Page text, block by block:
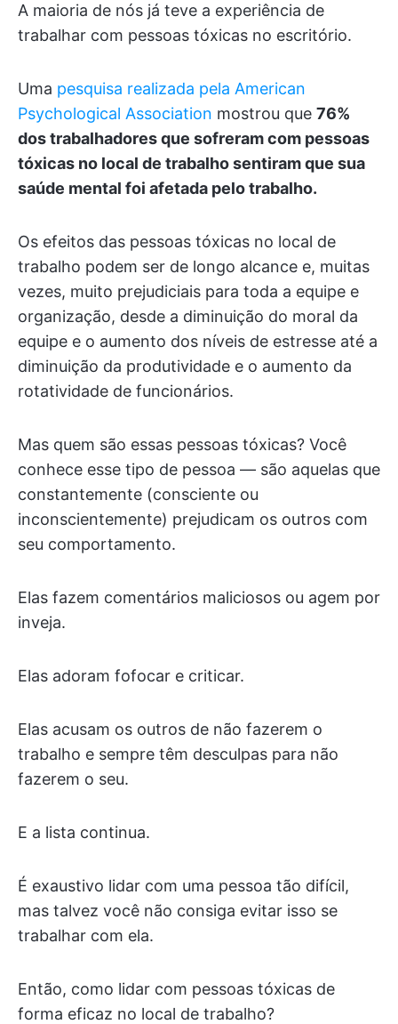
A maioria de nós já teve a experiência de
trabalhar com pessoas tóxicas no escritório.
Uma pesquisa realizada pela American
Psychological Association mostrou que 76%
dos trabalhadores que sofreram com pessoas
tóxicas no local de trabalho sentiram que sua
saúde mental foi afetada pelo trabalho.
Os efeitos das pessoas tóxicas no local de
trabalho podem ser de longo alcance e, muitas
vezes, muito prejudiciais para toda a equipe e
organização, desde a diminuição do moral da
equipe e o aumento dos níveis de estresse até a
diminuição da produtividade e o aumento da
rotatividade de funcionários.
Mas quem são essas pessoas tóxicas? Você
conhece esse tipo de pessoa — são aquelas que
constantemente (consciente ou
inconscientemente) prejudicam os outros com
seu comportamento.
Elas fazem comentários maliciosos ou agem por
inveja.
Elas adoram fofocar e criticar.
Elas acusam os outros de não fazerem o
trabalho e sempre têm desculpas para não
fazerem o seu.
E a lista continua.
É exaustivo lidar com uma pessoa tão difícil,
mas talvez você não consiga evitar isso se
trabalhar com ela.
Então, como lidar com pessoas tóxicas de
forma eficaz no local de trabalho?